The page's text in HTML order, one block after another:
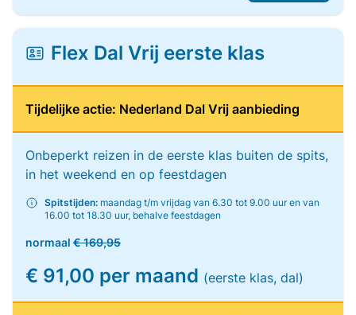
Flex Dal Vrij eerste klas
Tijdelijke actie: Nederland Dal Vrij aanbieding
Onbeperkt reizen in de eerste klas buiten de spits,
in het weekend en op feestdagen
Spitstijden: maandag t/m vrijdag van 6.30 tot 9.00 uur en van
16.00 tot 18.30 uur, behalve feestdagen
normaal € 169,95
€ 91,00 per maand (eerste klas, dal)